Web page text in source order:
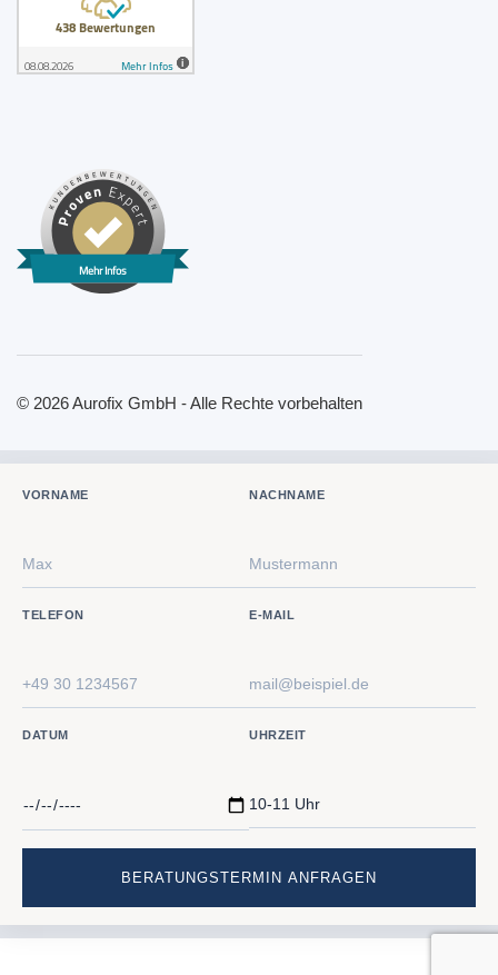
Mehr Infos
© 2026 Aurofix GmbH - Alle Rechte vorbehalten
VORNAME NACHNAME
TELEFON E-MAIL
DATUM UHRZEIT